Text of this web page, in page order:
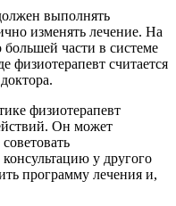
выполнять
изменять лечение. На
большей части в системе
физиотерапевт считается
физиотерапевт
Он может
у другого
программу лечения и,